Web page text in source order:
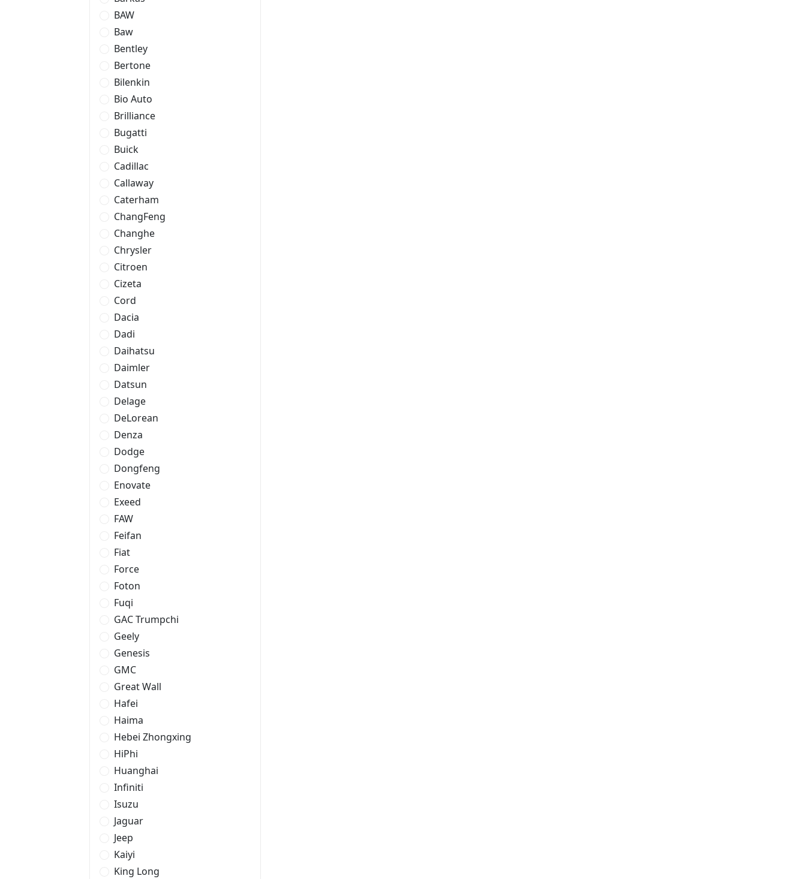
BAW
Baw
Bentley
Bertone
Bilenkin
Bio Auto
Brilliance
Bugatti
Buick
Cadillac
Callaway
Caterham
ChangFeng
Changhe
Chrysler
Citroen
Cizeta
Cord
Dacia
Dadi
Daihatsu
Daimler
Datsun
Delage
DeLorean
Denza
Dodge
Dongfeng
Enovate
Exeed
FAW
Feifan
Fiat
Force
Foton
Fuqi
GAC Trumpchi
Geely
Genesis
GMC
Great Wall
Hafei
Haima
Hebei Zhongxing
HiPhi
Huanghai
Infiniti
Isuzu
Jaguar
Jeep
Kaiyi
King Long